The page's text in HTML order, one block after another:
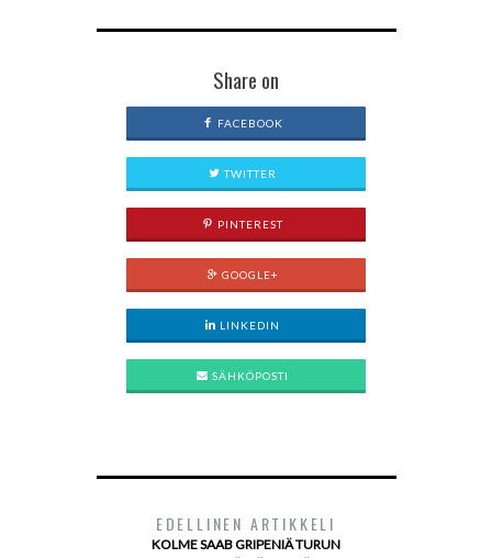
Share on
FACEBOOK
TWITTER
PINTEREST
GOOGLE+
LINKEDIN
SÄHKÖPOSTI
EDELLINEN ARTIKKELI
KOLME SAAB GRIPENIÄ TURUN